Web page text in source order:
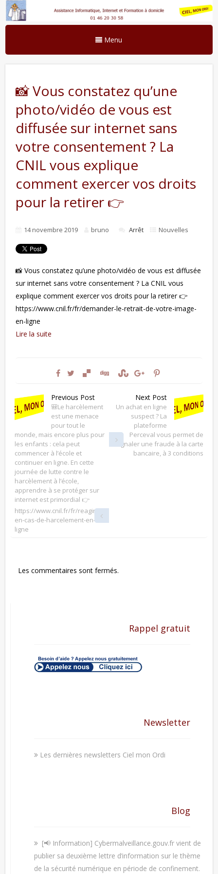
Menu
📸 Vous constatez qu’une
photo/vidéo de vous est
diffusée sur internet sans
votre consentement ? La
CNIL vous explique
comment exercer vos droits
pour la retirer 👉
14 novembre 2019 bruno Arrêt Nouvelles
📸 Vous constatez qu’une photo/vidéo de vous est diffusée
sur internet sans votre consentement ? La CNIL vous
explique comment exercer vos droits pour la retirer 👉
https://www.cnil.fr/fr/demander-le-retrait-de-votre-image-
en-ligne
Lire la suite
Previous Post
🎒Le harcèlement
est une menace
pour tout le
monde, mais encore plus pour
les enfants : cela peut
commencer à l’école et
continuer en ligne. En cette
journée de lutte contre le
harcèlement à l’école,
apprendre à se protéger sur
internet est primordial 👉
https://www.cnil.fr/fr/reagir-
en-cas-de-harcelement-en-
ligne
Next Post
Un achat en ligne
suspect ? La
plateforme
Perceval vous permet de
signaler une fraude à la carte
bancaire, à 3 conditions
Les commentaires sont fermés.
Rappel gratuit
Newsletter
Les dernières newsletters Ciel mon Ordi
Blog
[📢 Information] Cybermalveillance.gouv.fr vient de
publier sa deuxième lettre d’information sur le thème
de la sécurité numérique en période de confinement.